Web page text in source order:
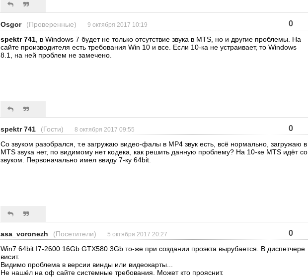
Osgor (Проверенные) 9 октября 2017 10:19 0
spektr 741 , в Windows 7 будет не только отсутствие звука в MTS, но и другие проблемы. На
сайте производителя есть требования Win 10 и все. Если 10-ка не устраивает, то Windows
8.1, на ней проблем не замечено.
spektr 741 (Гости) 8 октября 2017 09:55 0
Со звуком разобрался, т.е загружаю видео-фалы в МР4 звук есть, всё нормально, загружаю в
MTS звука нет, по видимому нет кодека, как решить данную проблему? На 10-ке MTS идёт со
звуком. Первоначально имел ввиду 7-ку 64bit.
asa_voronezh (Посетители) 5 октября 2017 20:27 0
Win7 64bit I7-2600 16Gb GTX580 3Gb то-же при создании проэкта вырубается. В диспетчере
висит.
Видимо проблема в версии винды или видеокарты...
Не нашёл на оф сайте системные требования. Может кто прояснит.